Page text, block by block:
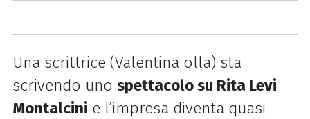
Una scrittrice (Valentina olla) sta
scrivendo uno spettacolo su Rita Levi
Montalcini e l’impresa diventa quasi